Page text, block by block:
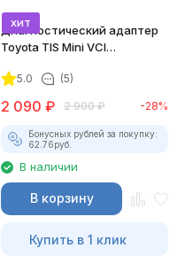
хит
Диагностический адаптер
Toyota TIS Mini VCI
5.0 (5)
2 090 ₽ 2 900 ₽ -28%
Бонусных рублей за покупку:
62.76руб.
В наличии
В корзину
Купить в 1 клик